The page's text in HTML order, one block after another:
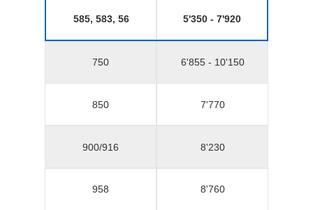
585, 583, 56 5'350 - 7'920
750 6'855 - 10'150
850 7'770
900/916 8'230
958 8'760